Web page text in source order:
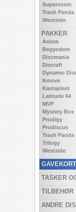
Supersonic
Trash Panda
Westside
PAKKER
Axiom
Begyndere
Discmania
Discraft
Dynamic
Innova
Kastaplast
Latitude 64
MVP
Mystery Box
Prodigy
Prodiscus
Trash Panda
Trilogy
Westside
GAVEKORT
TASKER
TILBEHØR
ANDRE